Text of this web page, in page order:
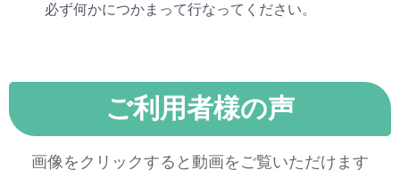
必ず何かにつかまって行なってください。
ご利用者様の声
画像をクリックすると動画をご覧いただけます